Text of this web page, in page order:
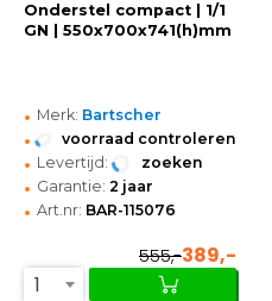
Onderstel compact | 1/1
GN | 550x700x741(h)mm
• Merk: Bartscher
• voorraad controleren
• Levertijd: zoeken
• Garantie: 2 jaar
• Art.nr: BAR-115076
555,-389,-
1